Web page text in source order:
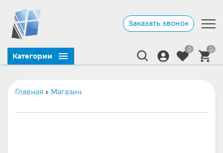
Заказать звонок
Категории
0 0
Главная » Магазин